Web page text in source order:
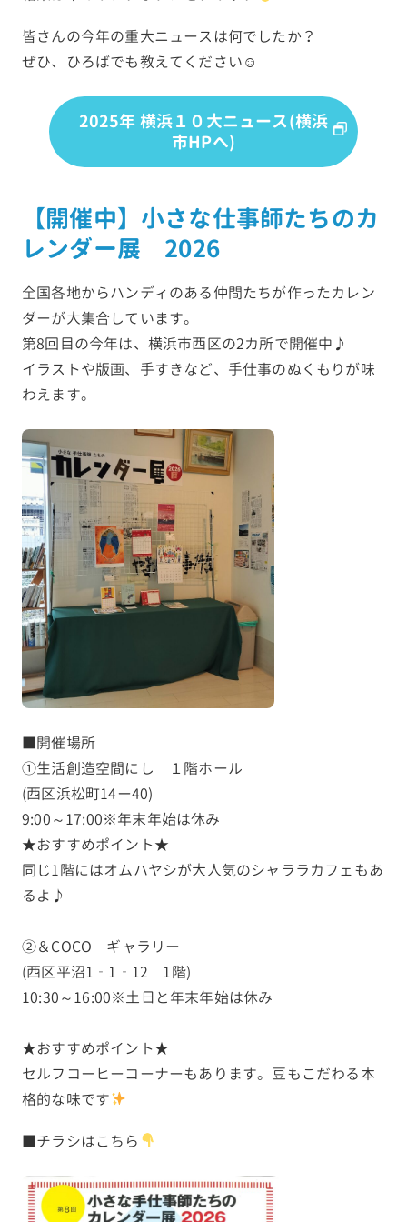
皆さんの今年の重大ニュースは何でしたか？
ぜひ、ひろばでも教えてください☺
2025年 横浜１０大ニュース(横浜
市HPへ)
【開催中】小さな仕事師たちのカ
レンダー展 2026
全国各地からハンディのある仲間たちが作ったカレン
ダーが大集合しています。
第8回目の今年は、横浜市西区の2カ所で開催中♪
イラストや版画、手すきなど、手仕事のぬくもりが味
わえます。
■開催場所
①生活創造空間にし １階ホール
(西区浜松町14ー40)
9:00～17:00※年末年始は休み
★おすすめポイント★
同じ1階にはオムハヤシが大人気のシャララカフェもあ
るよ♪
②＆COCO ギャラリー
(西区平沼1‐1‐12 1階)
10:30～16:00※土日と年末年始は休み
★おすすめポイント★
セルフコーヒーコーナーもあります。豆もこだわる本
格的な味です
■チラシはこちら